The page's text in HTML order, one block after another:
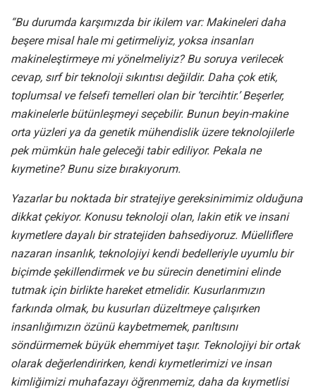
“Bu durumda karşımızda bir ikilem var: Makineleri daha
beşere misal hale mi getirmeliyiz, yoksa insanları
makineleştirmeye mi yönelmeliyiz? Bu soruya verilecek
cevap, sırf bir teknoloji sıkıntısı değildir. Daha çok etik,
toplumsal ve felsefi temelleri olan bir ‘tercihtir.’ Beşerler,
makinelerle bütünleşmeyi seçebilir. Bunun beyin-makine
orta yüzleri ya da genetik mühendislik üzere teknolojilerle
pek mümkün hale geleceği tabir ediliyor. Pekala ne
kıymetine? Bunu size bırakıyorum.
Yazarlar bu noktada bir stratejiye gereksinimimiz olduğuna
dikkat çekiyor. Konusu teknoloji olan, lakin etik ve insani
kıymetlere dayalı bir stratejiden bahsediyoruz. Müelliflere
nazaran insanlık, teknolojiyi kendi bedelleriyle uyumlu bir
biçimde şekillendirmek ve bu sürecin denetimini elinde
tutmak için birlikte hareket etmelidir. Kusurlarımızın
farkında olmak, bu kusurları düzeltmeye çalışırken
insanlığımızın özünü kaybetmemek, parıltısını
söndürmemek büyük ehemmiyet taşır. Teknolojiyi bir ortak
olarak değerlendirirken, kendi kıymetlerimizi ve insan
kimliğimizi muhafazayı öğrenmemiz, daha da kıymetlisi